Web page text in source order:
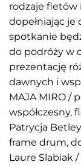
rodzaje
dopełniając
spotkanie
do podróży w
prezentację
dawnych i
MAJA MIRO /
współczesny,
Patrycja
frame drum,
Laure Slabiak